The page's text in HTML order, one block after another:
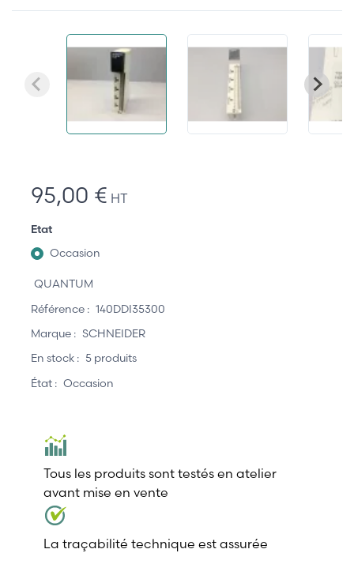
95,00 € HT
Etat
Occasion
QUANTUM
Référence : 140DDI35300
Marque : SCHNEIDER
En stock : 5 produits
État : Occasion
Tous les produits sont testés en atelier
avant mise en vente
La traçabilité technique est assurée